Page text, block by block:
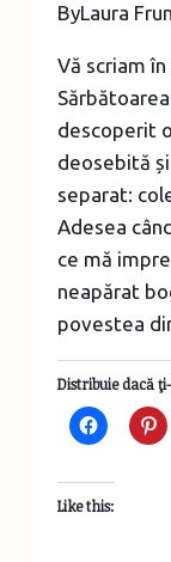
ByLaura
Vă scriam
descoperit
deosebită
separat:
Adesea
ce mă
neapărat
povestea
Distribuie dacă
Like this: